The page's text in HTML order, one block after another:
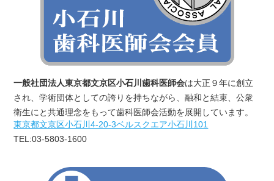
一般社団法人東京都文京区小石川歯科医師会は大正９年に創立
され、学術団体としての誇りを持ちながら、融和と結束、公衆
衛生にと共通理念をもって歯科医師会活動を展開しています。
東京都文京区小石川4‐20‐3ベルスクエア小石川101
TEL:03-5803-1600